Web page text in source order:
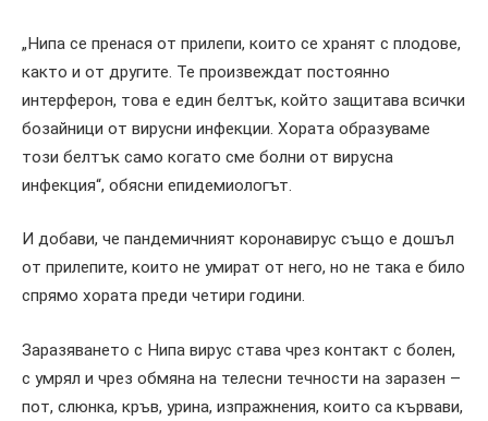
„Нипа се пренася от прилепи, които се хранят с плодове,
както и от другите. Те произвеждат постоянно
интерферон, това е един белтък, който защитава всички
бозайници от вирусни инфекции. Хората образуваме
този белтък само когато сме болни от вирусна
инфекция“, обясни епидемиологът.
И добави, че пандемичният коронавирус също е дошъл
от прилепите, които не умират от него, но не така е било
спрямо хората преди четири години.
Заразяването с Нипа вирус става чрез контакт с болен,
с умрял и чрез обмяна на телесни течности на заразен –
пот, слюнка, кръв, урина, изпражнения, които са кървави,